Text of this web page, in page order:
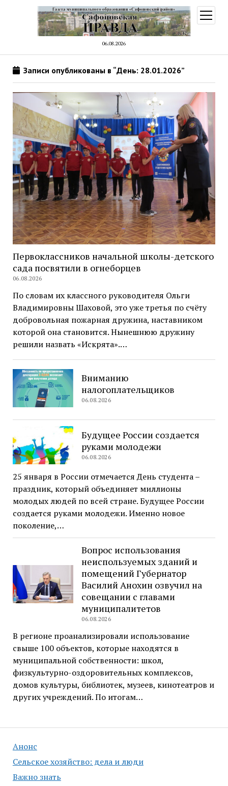
06.08.2026
меню
Анонс
Сельское хозяйство: дела и люди
Важно знать
Записи опубликованы в “День: 28.01.2026”
Первоклассников начальной школы-детского
сада посвятили в огнеборцев
06.08.2026
По словам их классного руководителя Ольги
Владимировны Шаховой, это уже третья по счёту
добровольная пожарная дружина, наставником
которой она становится. Нынешнюю дружину
решили назвать «Искрята».…
Вниманию
налогоплательщиков
06.08.2026
Будущее России создается
руками молодежи
06.08.2026
25 января в России отмечается День студента –
праздник, который объединяет миллионы
молодых людей по всей стране. Будущее России
создается руками молодежи. Именно новое
поколение,…
Вопрос использования
неиспользуемых зданий и
помещений Губернатор
Василий Анохин озвучил на
совещании с главами
муниципалитетов
06.08.2026
В регионе проанализировали использование
свыше 100 объектов, которые находятся в
муниципальной собственности: школ,
физкультурно-оздоровительных комплексов,
домов культуры, библиотек, музеев, кинотеатров и
других учреждений. По итогам…